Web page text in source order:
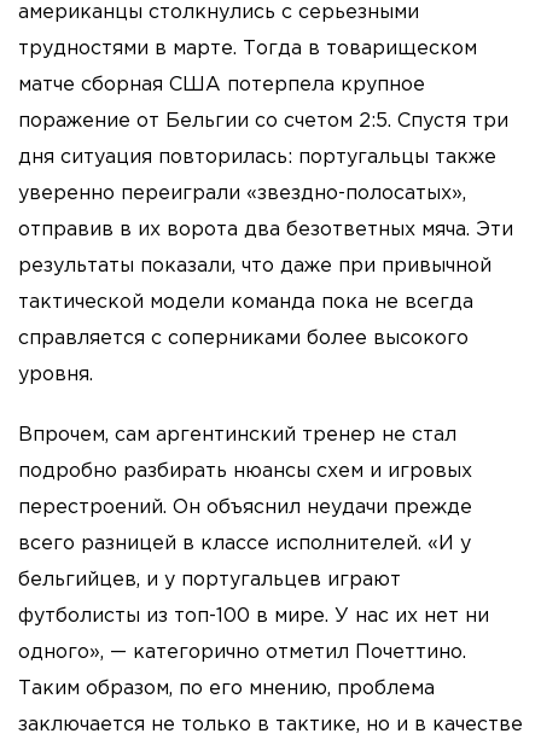
американцы столкнулись с серьезными
трудностями в марте. Тогда в товарищеском
матче сборная США потерпела крупное
поражение от Бельгии со счетом 2:5. Спустя три
дня ситуация повторилась: португальцы также
уверенно переиграли «звездно-полосатых»,
отправив в их ворота два безответных мяча. Эти
результаты показали, что даже при привычной
тактической модели команда пока не всегда
справляется с соперниками более высокого
уровня.
Впрочем, сам аргентинский тренер не стал
подробно разбирать нюансы схем и игровых
перестроений. Он объяснил неудачи прежде
всего разницей в классе исполнителей. «И у
бельгийцев, и у португальцев играют
футболисты из топ-100 в мире. У нас их нет ни
одного», — категорично отметил Почеттино.
Таким образом, по его мнению, проблема
заключается не только в тактике, но и в качестве